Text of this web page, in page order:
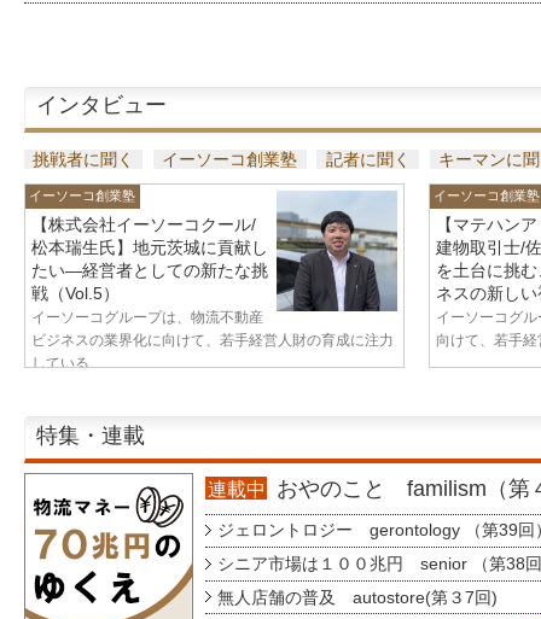
インタビュー
挑戦者に聞く イーソーコ創業塾 記者に聞く キーマンに
イーソーコ創業塾
【株式会社イーソーコクール/
松本瑞生氏】地元茨城に貢献し
たい—経営者としての新たな挑
戦（Vol.5）
イーソーコグループは、物流不動産
ビジネスの業界化に向けて、若手経営人財の育成に注力
している...
イーソーコ創業塾
【マテハン
建物取引士/
を土台に挑
ネスの新し
イーソーコグ
向けて、若手
特集・連載
連載中 おやのこと familism（第
ジェロントロジー gerontology （第39回
シニア市場は１００兆円 senior （第38
無人店舗の普及 autostore(第３7回)